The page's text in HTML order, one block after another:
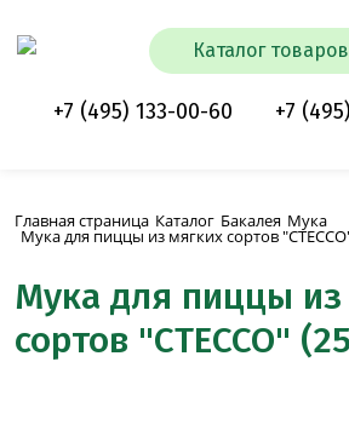
Каталог товаров
+7 (495) 133-00-60 +7
Главная страница Каталог Бакалея Мука
Мука для пиццы из мягких сортов
Мука для пиццы из
сортов "СТЕССО"